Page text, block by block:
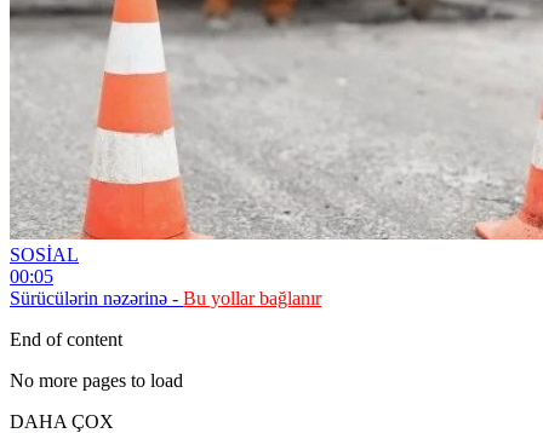
SOSİAL
00:05
Sürücülərin nəzərinə - Bu yollar bağlanır
End of content
No more pages to load
DAHA ÇOX